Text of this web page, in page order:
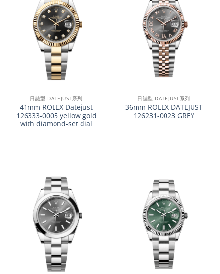
日誌型 DATEJUST系列
41mm ROLEX Datejust
126333-0005 yellow gold
with diamond-set dial
日誌型 DATEJUST系列
36mm ROLEX DATEJUST
126231-0023 GREY